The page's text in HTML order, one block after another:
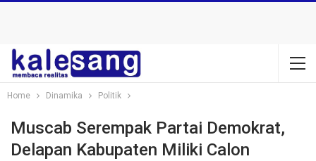
Home Dinamika Politik
Muscab Serempak Partai Demokrat,
Delapan Kabupaten Miliki Calon